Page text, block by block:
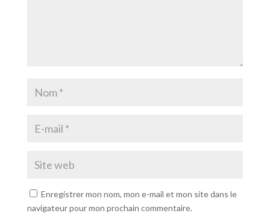
Enregistrer mon nom, mon e-mail et mon site dans le
navigateur pour mon prochain commentaire.